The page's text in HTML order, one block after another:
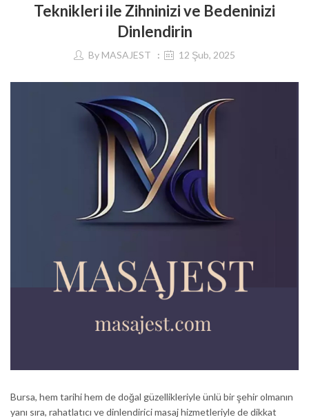
Teknikleri ile Zihninizi ve Bedeninizi
Dinlendirin
By MASAJEST 12 Şub, 2025
Bursa, hem tarihi hem de doğal güzellikleriyle ünlü bir şehir olmanın
yanı sıra, rahatlatıcı ve dinlendirici masaj hizmetleriyle de dikkat